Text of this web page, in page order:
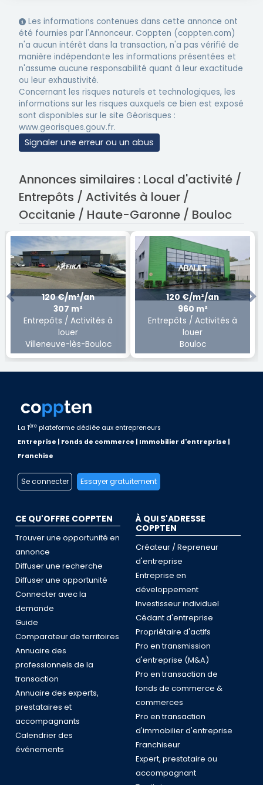
Les informations contenues dans cette annonce ont
été fournies par l'Annonceur. Coppten (coppten.com)
n'a aucun intérêt dans la transaction, n'a pas vérifié de
manière indépendante les informations présentées et
n'assume aucune responsabilité quant à leur exactitude
ou leur exhaustivité.
Concernant les risques naturels et technologiques, les
informations sur les risques auxquels ce bien est exposé
sont disponibles sur le site Géorisques :
www.georisques.gouv.fr.
Signaler une erreur ou un abus
Annonces similaires : Local d'activité /
Entrepôts / Activités à louer /
Occitanie / Haute-Garonne / Bouloc
120 €/m²/an
307 m²
Entrepôts / Activités à
louer
Villeneuve-lès-Bouloc
120 €/m²/an
960 m²
Entrepôts / Activités à
louer
Bouloc
Previous
La 1ère plateforme dédiée aux entrepreneurs
Entreprise | Fonds de commerce | Immobilier d'entreprise |
Franchise
Se connecter Essayer gratuitement
CE QU'OFFRE COPPTEN
Trouver une opportunité en
annonce
Diffuser une recherche
Diffuser une opportunité
Connecter avec la
demande
Guide
Comparateur de territoires
Annuaire des
professionnels de la
transaction
Annuaire des experts,
prestataires et
accompagnants
Calendrier des
événements
À QUI S'ADRESSE
COPPTEN
Créateur / Repreneur
d'entreprise
Entreprise en
développement
Investisseur individuel
Cédant d'entreprise
Propriétaire d'actifs
Pro en transmission
d'entreprise (M&A)
Pro en transaction de
fonds de commerce &
commerces
Pro en transaction
d'immobilier d'entreprise
Franchiseur
Expert, prestataire ou
accompagnant